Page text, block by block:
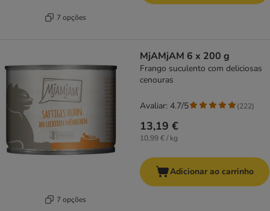
7 opções
7 opções
MjAMjAM 6 x 200 g
Frango suculento com deliciosas
cenouras
13,19 €
10,99 € / kg
Avaliar: 4.7/5 (222)
Adicionar ao carrinho